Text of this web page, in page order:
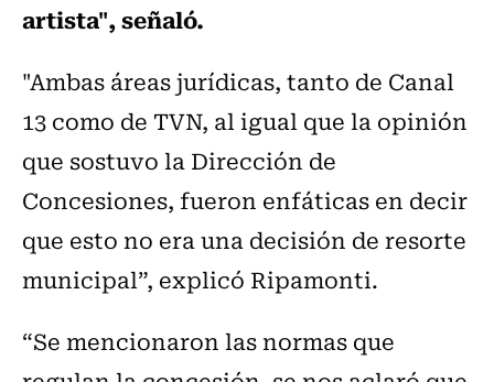
artista", señaló.
"Ambas áreas jurídicas, tanto de Canal
13 como de TVN, al igual que la opinión
que sostuvo la Dirección de
Concesiones, fueron enfáticas en decir
que esto no era una decisión de resorte
municipal”, explicó Ripamonti.
“Se mencionaron las normas que